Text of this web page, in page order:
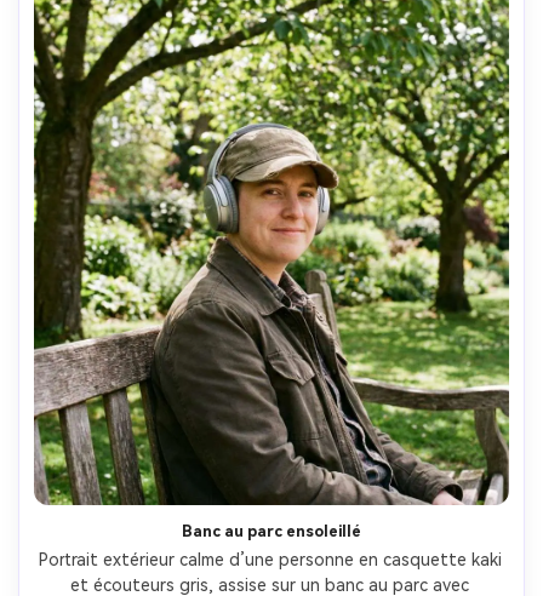
Banc au parc ensoleillé
Portrait extérieur calme d’une personne en casquette kaki
et écouteurs gris, assise sur un banc au parc avec